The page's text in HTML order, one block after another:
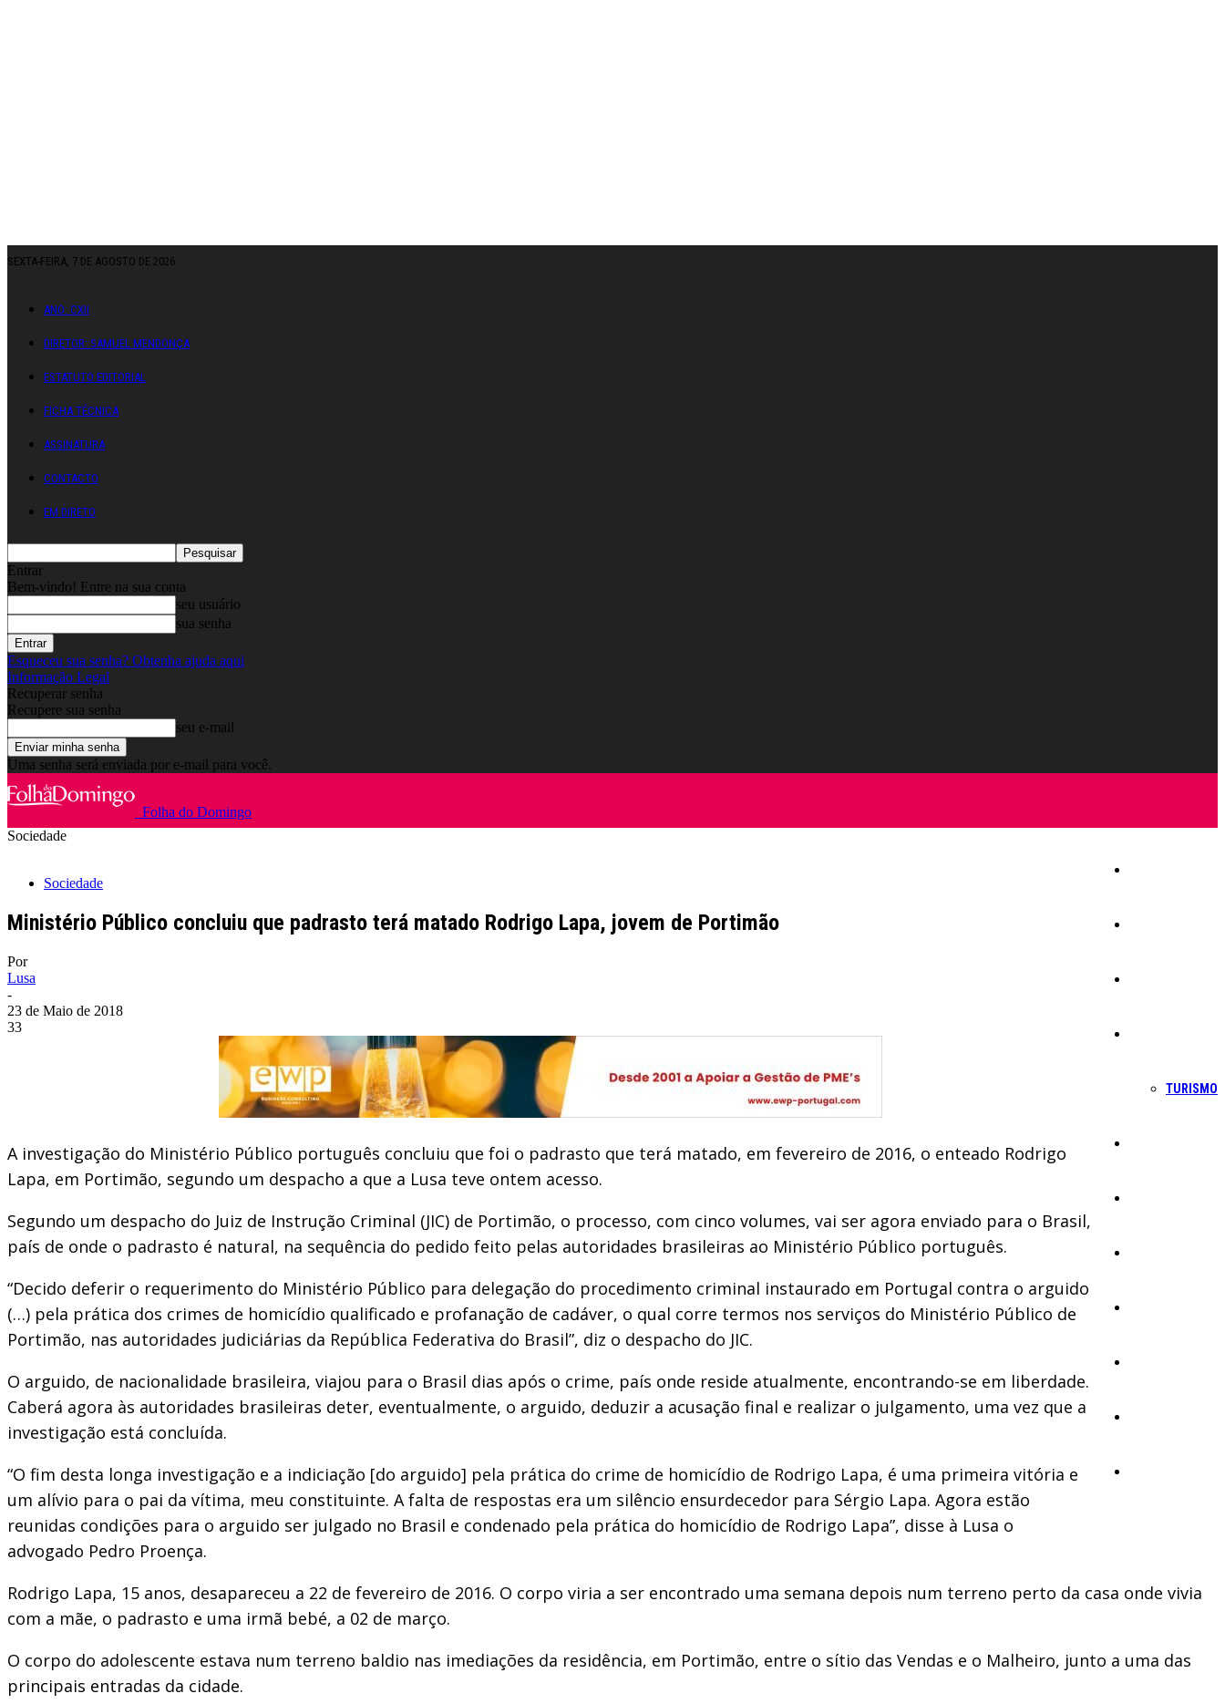
SEXTA-FEIRA, 7 DE AGOSTO DE 2026
ANO: CXII
DIRETOR: SAMUEL MENDONÇA
ESTATUTO EDITORIAL
FICHA TÉCNICA
ASSINATURA
CONTACTO
EM DIRETO
Entrar
Bem-vindo! Entre na sua conta
seu usuário
sua senha
Esqueceu sua senha? Obtenha ajuda aqui
Informação Legal
Recuperar senha
Recupere sua senha
seu e-mail
Uma senha será enviada por e-mail para você.
Folha do Domingo
TURISMO
Sociedade
Sociedade
Ministério Público concluiu que padrasto terá matado Rodrigo Lapa, jovem de Portimão
Por
Lusa
-
23 de Maio de 2018
33
A investigação do Ministério Público português concluiu que foi o padrasto que terá matado, em fevereiro de 2016, o enteado Rodrigo
Lapa, em Portimão, segundo um despacho a que a Lusa teve ontem acesso.
Segundo um despacho do Juiz de Instrução Criminal (JIC) de Portimão, o processo, com cinco volumes, vai ser agora enviado para o Brasil,
país de onde o padrasto é natural, na sequência do pedido feito pelas autoridades brasileiras ao Ministério Público português.
“Decido deferir o requerimento do Ministério Público para delegação do procedimento criminal instaurado em Portugal contra o arguido
(…) pela prática dos crimes de homicídio qualificado e profanação de cadáver, o qual corre termos nos serviços do Ministério Público de
Portimão, nas autoridades judiciárias da República Federativa do Brasil”, diz o despacho do JIC.
O arguido, de nacionalidade brasileira, viajou para o Brasil dias após o crime, país onde reside atualmente, encontrando-se em liberdade.
Caberá agora às autoridades brasileiras deter, eventualmente, o arguido, deduzir a acusação final e realizar o julgamento, uma vez que a
investigação está concluída.
“O fim desta longa investigação e a indiciação [do arguido] pela prática do crime de homicídio de Rodrigo Lapa, é uma primeira vitória e
um alívio para o pai da vítima, meu constituinte. A falta de respostas era um silêncio ensurdecedor para Sérgio Lapa. Agora estão
reunidas condições para o arguido ser julgado no Brasil e condenado pela prática do homicídio de Rodrigo Lapa”, disse à Lusa o
advogado Pedro Proença.
Rodrigo Lapa, 15 anos, desapareceu a 22 de fevereiro de 2016. O corpo viria a ser encontrado uma semana depois num terreno perto da casa onde vivia
com a mãe, o padrasto e uma irmã bebé, a 02 de março.
O corpo do adolescente estava num terreno baldio nas imediações da residência, em Portimão, entre o sítio das Vendas e o Malheiro, junto a uma das
principais entradas da cidade.